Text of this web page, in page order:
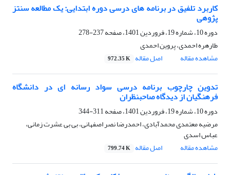
کاربرد تلفیق در برنامه های درسی دوره ابتدایی: یک مطالعه سنتز
پژوهی
دوره 10، شماره 19، فروردین 1401، صفحه
237-278
طارهره احمدی، پروین احمدی
مشاهده مقاله
اصل مقاله 972.35 K
تدوین چارچوب برنامه درسی سواد رسانه ای در دانشگاه
فرهنگیان از دیدگاه صاحبنظران
دوره 10، شماره 19، فروردین 1401، صفحه
311-344
مرضیه معتمدی محمدآبادی، احمدرضا نصر اصفهانی، بی بی عشرت زمانی،
عباس اسدی
مشاهده مقاله
اصل مقاله 799.74 K